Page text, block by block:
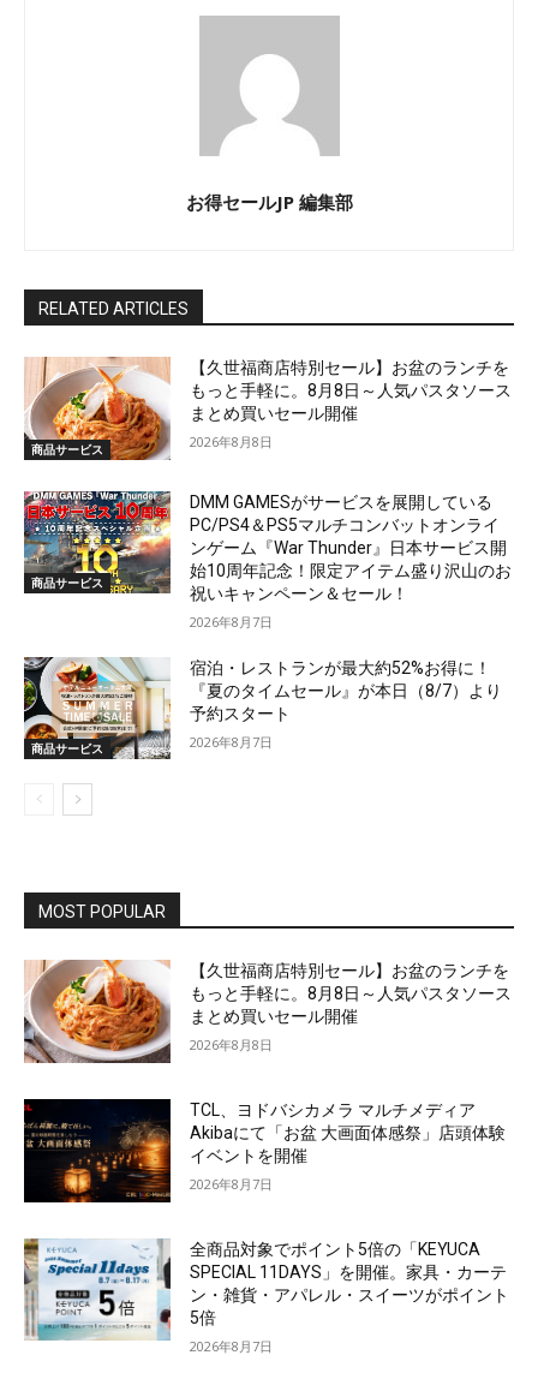
お得セールJP 編集部
RELATED ARTICLES
商品サービス
【久世福商店特別セール】お盆のランチを
もっと手軽に。8月8日～人気パスタソース
まとめ買いセール開催
2026年8月8日
商品サービス
DMM GAMESがサービスを展開している
PC/PS4＆PS5マルチコンバットオンライ
ンゲーム『War Thunder』日本サービス開
始10周年記念！限定アイテム盛り沢山のお
祝いキャンペーン＆セール！
2026年8月7日
商品サービス
宿泊・レストランが最大約52%お得に！
『夏のタイムセール』が本日（8/7）より
予約スタート
2026年8月7日
MOST POPULAR
【久世福商店特別セール】お盆のランチを
もっと手軽に。8月8日～人気パスタソース
まとめ買いセール開催
2026年8月8日
TCL、ヨドバシカメラ マルチメディア
Akibaにて「お盆 大画面体感祭」店頭体験
イベントを開催
2026年8月7日
全商品対象でポイント5倍の「KEYUCA
SPECIAL 11DAYS」を開催。家具・カーテ
ン・雑貨・アパレル・スイーツがポイント
5倍
2026年8月7日